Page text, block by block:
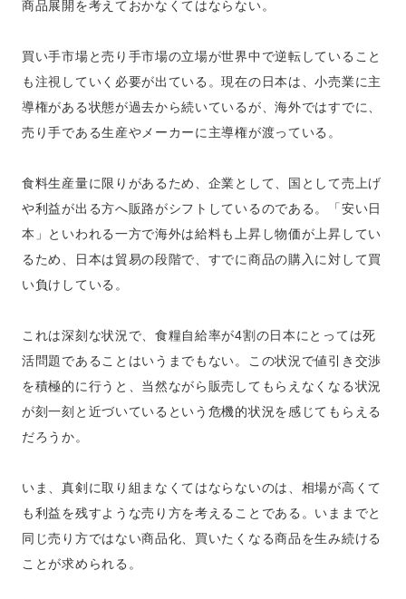
商品展開を考えておかなくてはならない。
買い手市場と売り手市場の立場が世界中で逆転していること
も注視していく必要が出ている。現在の日本は、小売業に主
導権がある状態が過去から続いているが、海外ではすでに、
売り手である生産やメーカーに主導権が渡っている。
食料生産量に限りがあるため、企業として、国として売上げ
や利益が出る方へ販路がシフトしているのである。「安い日
本」といわれる一方で海外は給料も上昇し物価が上昇してい
るため、日本は貿易の段階で、すでに商品の購入に対して買
い負けしている。
これは深刻な状況で、食糧自給率が4割の日本にとっては死
活問題であることはいうまでもない。この状況で値引き交渉
を積極的に行うと、当然ながら販売してもらえなくなる状況
が刻一刻と近づいているという危機的状況を感じてもらえる
だろうか。
いま、真剣に取り組まなくてはならないのは、相場が高くて
も利益を残すような売り方を考えることである。いままでと
同じ売り方ではない商品化、買いたくなる商品を生み続ける
ことが求められる。